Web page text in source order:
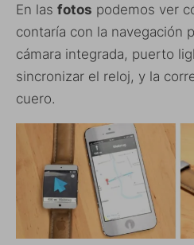
En las fotos podemos ver
contaría con la navegación
cámara integrada, puerto
sincronizar el reloj, y la
cuero.